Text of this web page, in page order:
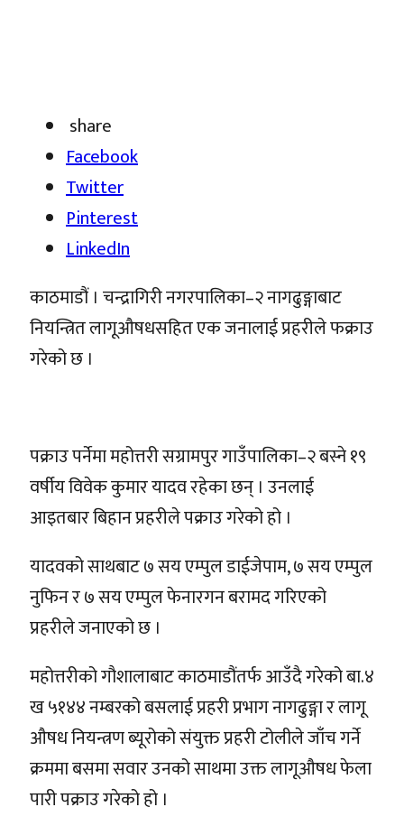
share
Facebook
Twitter
Pinterest
LinkedIn
काठमाडौं । चन्द्रागिरी नगरपालिका–२ नागढुङ्गाबाट
नियन्त्रित लागूऔषधसहित एक जनालाई प्रहरीले फक्राउ
गरेको छ ।
पक्राउ पर्नेमा महोत्तरी सग्रामपुर गाउँपालिका–२ बस्ने १९
वर्षीय विवेक कुमार यादव रहेका छन् । उनलाई
आइतबार बिहान प्रहरीले पक्राउ गरेको हो ।
यादवको साथबाट ७ सय एम्पुल डाईजेपाम, ७ सय एम्पुल
नुफिन र ७ सय एम्पुल फेनारगन बरामद गरिएको
प्रहरीले जनाएको छ ।
महोत्तरीको गौशालाबाट काठमाडौंतर्फ आउँदै गरेको बा.४
ख ५१४४ नम्बरको बसलाई प्रहरी प्रभाग नागढुङ्गा र लागू
औषध नियन्त्रण ब्यूरोको संयुक्त प्रहरी टोलीले जाँच गर्ने
क्रममा बसमा सवार उनको साथमा उक्त लागूऔषध फेला
पारी पक्राउ गरेको हो ।